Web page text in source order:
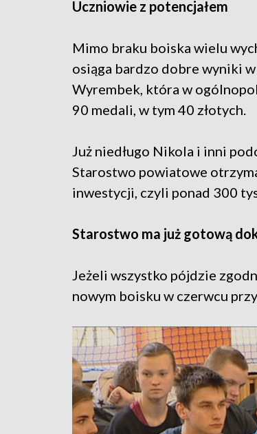
Uczniowie z potencjałem
Mimo braku boiska wielu
osiąga bardzo dobre wyniki
Wyrembek, która w
90 medali, w tym 40 złotych.
Już niedługo Nikola i inni
Starostwo powiatowe
inwestycji, czyli ponad 300
Starostwo ma już gotową
Jeżeli wszystko pójdzie
nowym boisku w czerwcu